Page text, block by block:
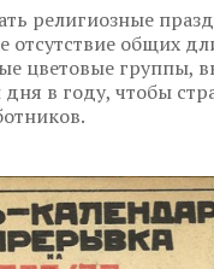
религиозные
отсутствие общих
цветовые группы,
в году, чтобы